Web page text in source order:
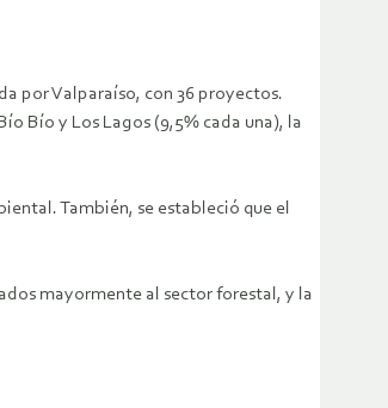
por Valparaíso, con 36 proyectos.
Bío y Los Lagos (9,5% cada una), la
También, se estableció que el
mayormente al sector forestal, y la